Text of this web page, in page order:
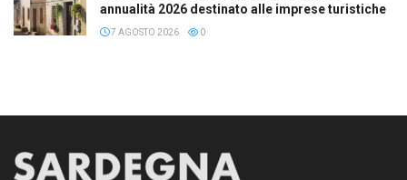
annualità 2026 destinato alle imprese turistiche
7 AGOSTO 2026 0